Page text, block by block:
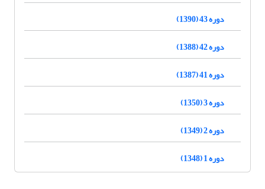
دوره 43 (1390)
دوره 42 (1388)
دوره 41 (1387)
دوره 3 (1350)
دوره 2 (1349)
دوره 1 (1348)